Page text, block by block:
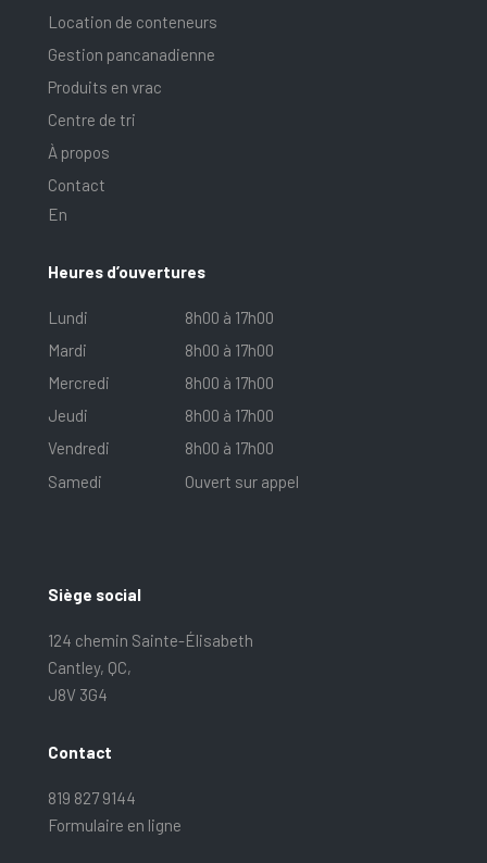
Location de conteneurs
Gestion pancanadienne
Produits en vrac
Centre de tri
À propos
Contact
En
Heures d’ouvertures
Lundi
8h00 à 17h00
Mardi
8h00 à 17h00
Mercredi
8h00 à 17h00
Jeudi
8h00 à 17h00
Vendredi
8h00 à 17h00
Samedi
Ouvert sur appel
Siège social
124 chemin Sainte-Élisabeth
Cantley, QC,
J8V 3G4
Contact
819 827 9144
Formulaire en ligne